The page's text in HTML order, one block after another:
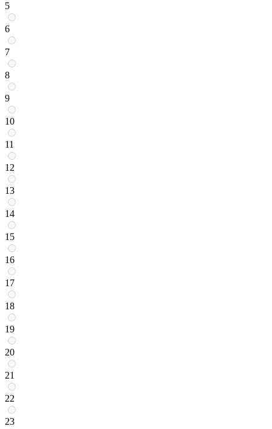
5
6
7
8
9
10
11
12
13
14
15
16
17
18
19
20
21
22
23